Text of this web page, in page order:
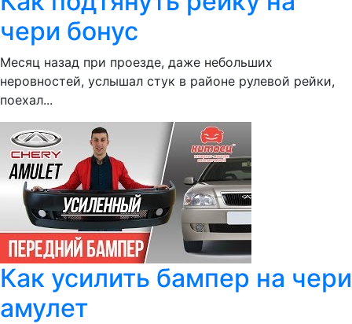
чери бонус
Месяц назад при проезде, даже небольших
неровностей, услышал стук в районе рулевой рейки,
поехал...
Как усилить бампер на чери
амулет